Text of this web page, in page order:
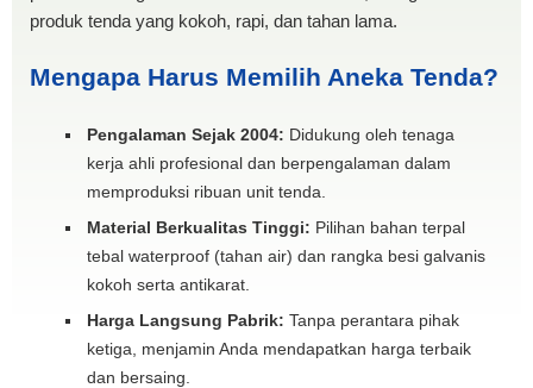
produk tenda yang kokoh, rapi, dan tahan lama.
Mengapa Harus Memilih Aneka Tenda?
Pengalaman Sejak 2004: Didukung oleh tenaga
kerja ahli profesional dan berpengalaman dalam
memproduksi ribuan unit tenda.
Material Berkualitas Tinggi: Pilihan bahan terpal
tebal waterproof (tahan air) dan rangka besi galvanis
kokoh serta antikarat.
Harga Langsung Pabrik: Tanpa perantara pihak
ketiga, menjamin Anda mendapatkan harga terbaik
dan bersaing.